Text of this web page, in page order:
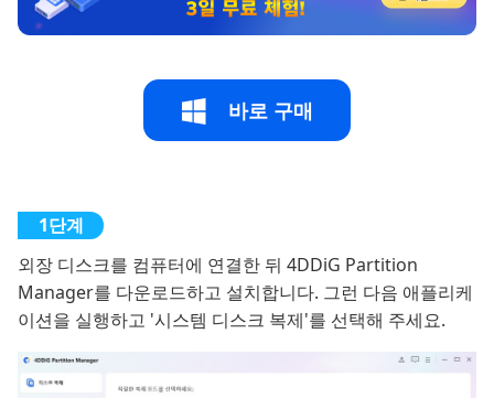
바로 구매
외장 디스크를 컴퓨터에 연결한 뒤 4DDiG Partition
Manager를 다운로드하고 설치합니다. 그런 다음 애플리케
이션을 실행하고 '시스템 디스크 복제'를 선택해 주세요.